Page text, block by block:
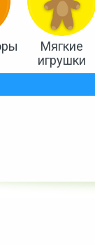
Мягкие
игрушки